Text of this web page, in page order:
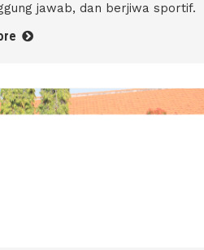
jawab, dan berjiwa sportif.